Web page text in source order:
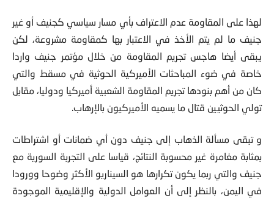
لهذا على المقاومة عدم الاعتراف بأي مسار سياسي كجنيف أو غير
جنيف ما لم يتم الأخذ في الاعتبار بها كمقاومة مشروعة، لكن
يبقى أيضا هاجس تجريم المقاومة من خلال مؤتمر جنيف واردا
خاصة في ضوء المباحثات الأميركية الحوثية في مسقط والتي
كان من أهم بنودها تجريم المقاومة الشعبية أميركيا ودوليا، مقابل
تولي الحوثيين قتال ما يسميه الأميركيون بالإرهاب.
و تبقى مسألة الذهاب إلى جنيف دون أي ضمانات أو اشتراطات
بمثابة مغامرة غير محسوبة النتائج، قياسا على التجربة السورية مع
جنيف والتي ربما يكون تكرارها هو السيناريو الأكثر وضوحا وورودا
في اليمن، بالنظر إلى أن العوامل الدولية والإقليمية الموجودة